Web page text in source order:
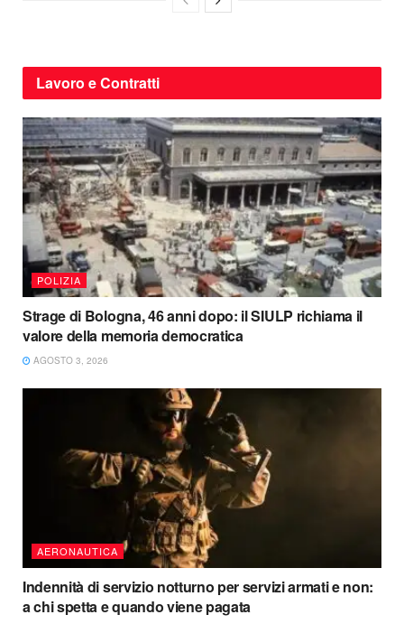
Lavoro e Contratti
POLIZIA
Strage di Bologna, 46 anni dopo: il SIULP richiama il
valore della memoria democratica
AGOSTO 3, 2026
AERONAUTICA
Indennità di servizio notturno per servizi armati e non:
a chi spetta e quando viene pagata